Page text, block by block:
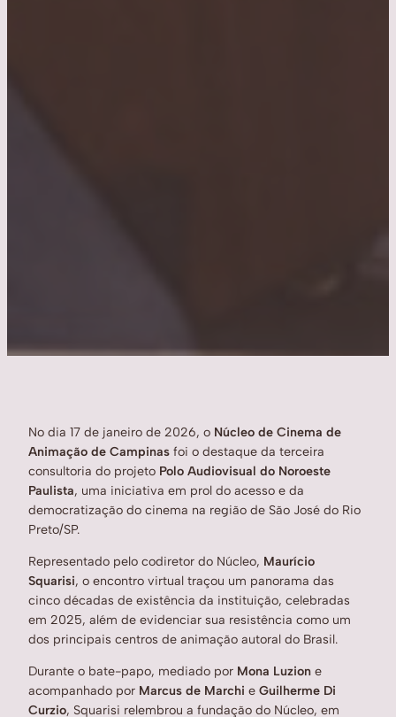
No dia 17 de janeiro de 2026, o Núcleo de Cinema de
Animação de Campinas foi o destaque da terceira
consultoria do projeto Polo Audiovisual do Noroeste
Paulista, uma iniciativa em prol do acesso e da
democratização do cinema na região de São José do Rio
Preto/SP.
Representado pelo codiretor do Núcleo, Maurício
Squarisi, o encontro virtual traçou um panorama das
cinco décadas de existência da instituição, celebradas
em 2025, além de evidenciar sua resistência como um
dos principais centros de animação autoral do Brasil.
Durante o bate-papo, mediado por Mona Luzion e
acompanhado por Marcus de Marchi e Guilherme Di
Curzio, Squarisi relembrou a fundação do Núcleo, em